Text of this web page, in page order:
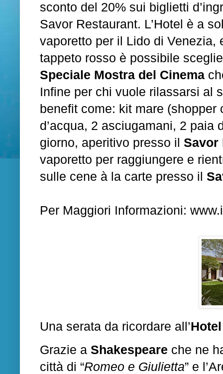
sconto del 20% sui biglietti
Savor Restaurant. L’Hotel è a
vaporetto per il Lido di Venezia,
tappeto rosso è possibile
Speciale Mostra del Cinema
Infine per chi vuole rilassarsi al
benefit come: kit mare (shopper
d’acqua, 2 asciugamani, 2 paia
giorno, aperitivo presso il Savor
vaporetto per raggiungere e
sulle cene à la carte presso il
Per Maggiori Informazioni:
Una serata da ricordare all’
Grazie a Shakespeare che ne
città di “Romeo e Giulietta” e